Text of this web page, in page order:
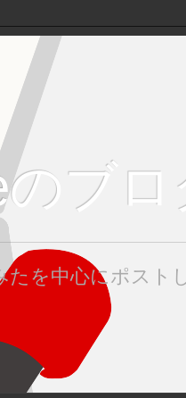
ブロ
たを中心にポス